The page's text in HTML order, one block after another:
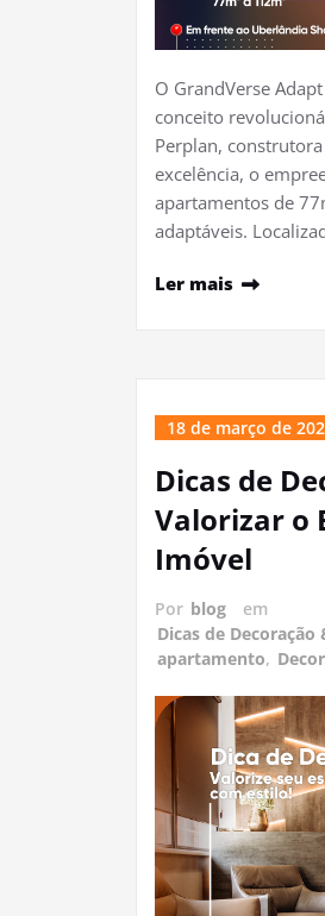
O GrandVerse
conceito
Perplan,
excelência, o
apartamentos de
adaptáveis.
Ler mais
18 de março de
Dicas de
Valorizar o
Imóvel
Por blog
em
Dicas de Decoração
apartamento,